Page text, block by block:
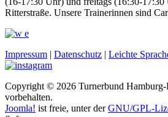
Ritterstraße. Unsere Trainerinnen sind
Impressum | Datenschutz | Leichte
Copyright © 2026 Turnerbund
vorbehalten.
Joomla! ist freie, unter derGNU/GPL-